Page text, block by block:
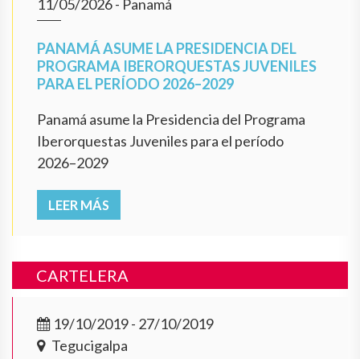
11/05/2026- Panamá
PANAMÁ ASUME LA PRESIDENCIA DEL
PROGRAMA IBERORQUESTAS JUVENILES
PARA EL PERÍODO 2026–2029
Panamá asume la Presidencia del Programa
Iberorquestas Juveniles para el período
2026–2029
LEER MÁS
CARTELERA
19/10/2019 - 27/10/2019
Tegucigalpa